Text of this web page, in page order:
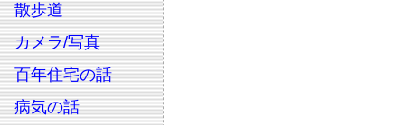
散歩道
カメラ/写真
百年住宅の話
病気の話